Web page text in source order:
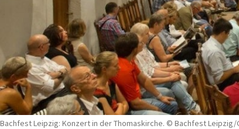
Bachfest Leipzig: Konzert in der Thomaskirche. © Bachfest Leipzig/